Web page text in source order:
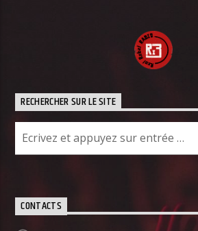
RECHERCHER SUR LE SITE
CONTACTS